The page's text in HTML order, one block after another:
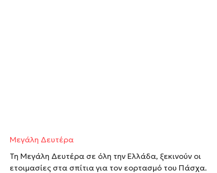
Μεγάλη Δευτέρα
Τη Μεγάλη Δευτέρα σε όλη την Ελλάδα, ξεκινούν οι
ετοιμασίες στα σπίτια για τον εορτασμό του Πάσχα.